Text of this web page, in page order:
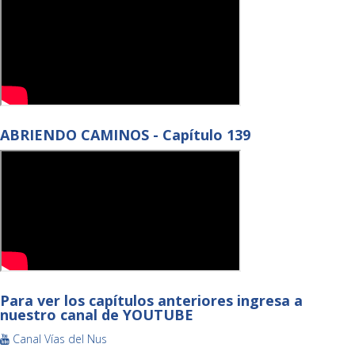
ABRIENDO CAMINOS - Capítulo 139
Para ver los capítulos anteriores ingresa a
nuestro canal de YOUTUBE
Canal Vías del Nus